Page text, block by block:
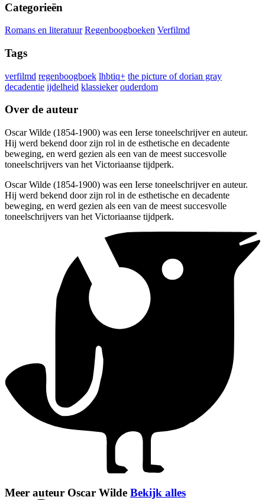
Categorieën
Romans en literatuur Regenboogboeken Verfilmd
Tags
verfilmd regenboogboek lhbtiq+ the picture of dorian gray
decadentie ijdelheid klassieker ouderdom
Over de auteur
Oscar Wilde (1854-1900) was een Ierse toneelschrijver en auteur.
Hij werd bekend door zijn rol in de esthetische en decadente
beweging, en werd gezien als een van de meest succesvolle
toneelschrijvers van het Victoriaanse tijdperk.
Oscar Wilde (1854-1900) was een Ierse toneelschrijver en auteur.
Hij werd bekend door zijn rol in de esthetische en decadente
beweging, en werd gezien als een van de meest succesvolle
toneelschrijvers van het Victoriaanse tijdperk.
Meer auteur Oscar Wilde Bekijk alles